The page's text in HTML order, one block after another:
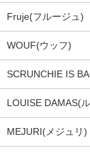
Fruje(フルージュ)
WOUF(ウッフ)
SCRUNCHIE IS
LOUISE DAMAS(
MEJURI(メジュリ)